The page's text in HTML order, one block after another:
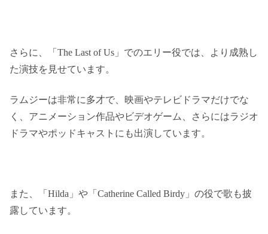
さらに、「The Last of Us」でのエリー役では、より成熟し
た演技を見せています。
ラムジーは非常に多才で、映画やテレビドラマだけでな
く、アニメーション作品やビデオゲーム、さらにはラジオ
ドラマやポッドキャストにも出演しています。
また、「Hilda」や「Catherine Called Birdy」の役で歌も披
露しています。